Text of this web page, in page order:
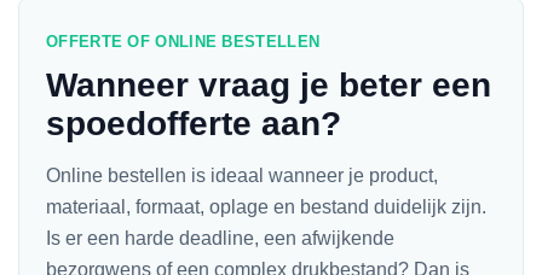
OFFERTE OF ONLINE BESTELLEN
Wanneer vraag je beter een
spoedofferte aan?
Online bestellen is ideaal wanneer je product,
materiaal, formaat, oplage en bestand duidelijk zijn.
Is er een harde deadline, een afwijkende
bezorgwens of een complex drukbestand? Dan is